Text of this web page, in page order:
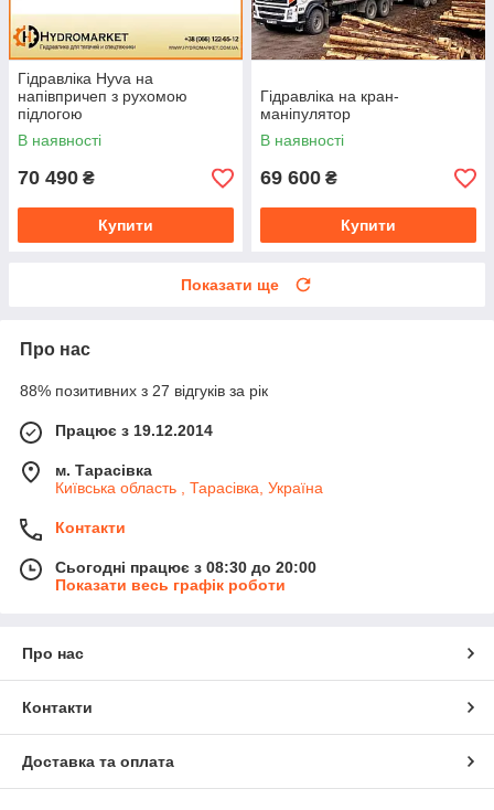
Гідравліка Hyva на
напівпричеп з рухомою
підлогою
В наявності
70 490 ₴
Купити
Гідравліка на кран-
маніпулятор
В наявності
69 600 ₴
Купити
Показати ще
Про нас
88% позитивних з 27 відгуків за рік
Працює з 19.12.2014
м. Тарасівка
Київська область , Тарасівка, Україна
Контакти
Сьогодні працює з 08:30 до 20:00
Показати весь графік роботи
Про нас
Контакти
Доставка та оплата